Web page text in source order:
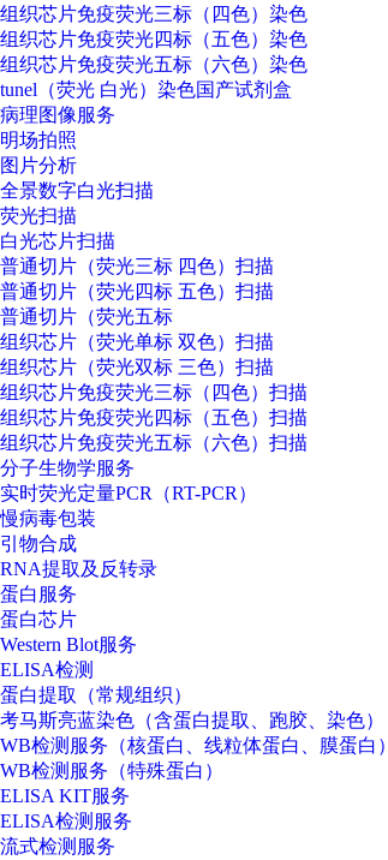
组织芯片免疫荧光三标（四色）染色
组织芯片免疫荧光四标（五色）染色
组织芯片免疫荧光五标（六色）染色
tunel（荧光 白光）染色国产试剂盒
病理图像服务
明场拍照
图片分析
全景数字白光扫描
荧光扫描
白光芯片扫描
普通切片（荧光三标 四色）扫描
普通切片（荧光四标 五色）扫描
普通切片（荧光五标
组织芯片（荧光单标 双色）扫描
组织芯片（荧光双标 三色）扫描
组织芯片免疫荧光三标（四色）扫描
组织芯片免疫荧光四标（五色）扫描
组织芯片免疫荧光五标（六色）扫描
分子生物学服务
实时荧光定量PCR（RT-PCR）
慢病毒包装
引物合成
RNA提取及反转录
蛋白服务
蛋白芯片
Western Blot服务
ELISA检测
蛋白提取（常规组织）
考马斯亮蓝染色（含蛋白提取、跑胶、染色）
WB检测服务（核蛋白、线粒体蛋白、膜蛋白）
WB检测服务（特殊蛋白）
ELISA KIT服务
ELISA检测服务
流式检测服务